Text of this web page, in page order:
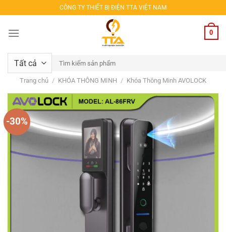
qua
nội
CÔNG TY THIẾT BỊ ĐIỆN TTA VIỆT NAM
0
Tìm
kiếm:
Trang chủ / KHÓA THÔNG MINH / Khóa Thông Minh AVOLOCK
-30%